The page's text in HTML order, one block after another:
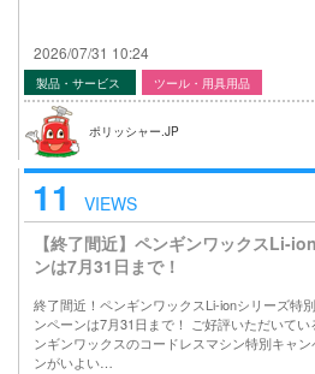
2026/07/31 10:24
製品・サービス ツール・用具用品
ポリッシャー.JP
11
VIEWS
【終了間近】ペンギンワックスLi-
ンは7月31日まで！
終了間近！ペンギンワックスLi-ionシリーズ特
ンペーンは7月31日まで！ ご好評いただいてい
ンギンワックスのコードレスマシン特別キャン
ンがいよい…